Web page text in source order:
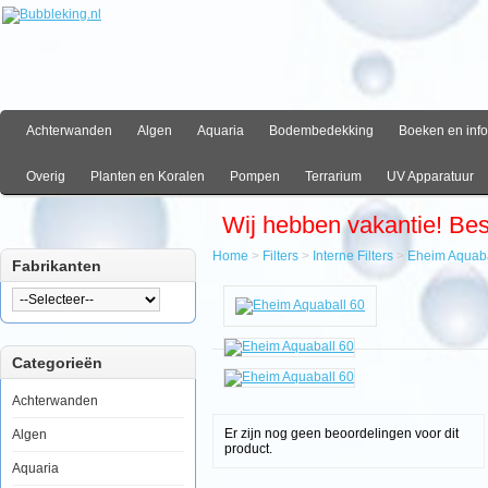
Achterwanden Algen Aquaria Bodembedekking Boeken en info
Overig Planten en Koralen Pompen Terrarium UV Apparatuur
Wij hebben vakantie!
Fabrikanten
Categorieën
Achterwanden
Algen
Aquaria
Filters
Interne
Filters
Eheim
Aquaball
60
Home > Filters > Interne Filters > Eheim
Er zijn nog geen beoordelingen voor dit
product.